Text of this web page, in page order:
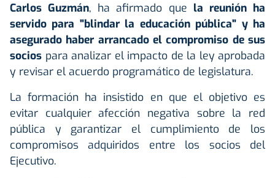
Carlos Guzmán, ha afirmado que la reunión ha
servido para "blindar la educación pública" y ha
asegurado haber arrancado el compromiso de sus
socios para analizar el impacto de la ley aprobada
y revisar el acuerdo programático de legislatura.
La formación ha insistido en que el objetivo es
evitar cualquier afección negativa sobre la red
pública y garantizar el cumplimiento de los
compromisos adquiridos entre los socios del
Ejecutivo.